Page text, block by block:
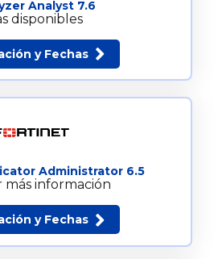
Analyst 7.6
disponibles
y Fechas
Administrator 6.5
más información
y Fechas